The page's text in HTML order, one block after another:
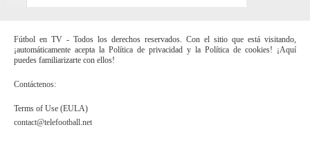
Fútbol en TV - Todos los derechos reservados. Con el sitio que está visitando,
¡automáticamente acepta la Política de privacidad y la Política de cookies! ¡Aquí
puedes familiarizarte con ellos!
Contáctenos:
Terms of Use (EULA)
contact@telefootball.net